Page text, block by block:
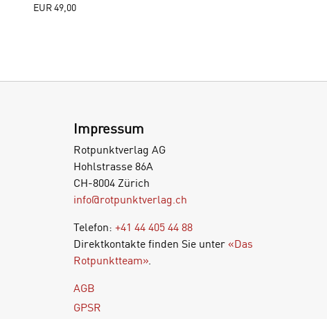
EUR 49,00
Impressum
Rotpunktverlag AG
Hohlstrasse 86A
CH-8004 Zürich
info@rotpunktverlag.ch
Telefon: +41 44 405 44 88
Direktkontakte finden Sie unter «Das
Rotpunktteam».
AGB
GPSR